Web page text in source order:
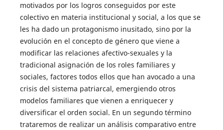
motivados por los logros conseguidos por este
colectivo en materia institucional y social, a los que se
les ha dado un protagonismo inusitado, sino por la
evolución en el concepto de género que viene a
modificar las relaciones afectivo-sexuales y la
tradicional asignación de los roles familiares y
sociales, factores todos ellos que han avocado a una
crisis del sistema patriarcal, emergiendo otros
modelos familiares que vienen a enriquecer y
diversificar el orden social. En un segundo término
trataremos de realizar un análisis comparativo entre